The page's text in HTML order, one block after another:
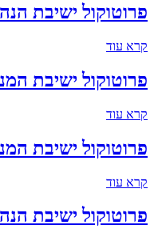
פרוטוקול ישיבת
קרא עוד
פרוטוקול ישיבת
קרא עוד
פרוטוקול ישיבת
קרא עוד
פרוטוקול ישיבת